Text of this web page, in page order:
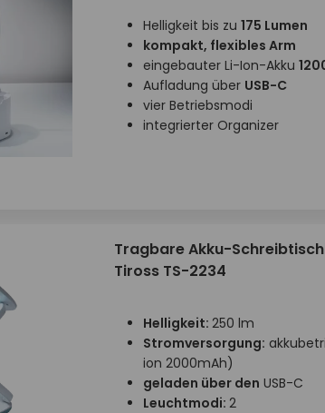
Helligkeit bis zu 175 Lumen
kompakt, flexibles Arm
eingebauter Li-Ion-Akku
Aufladung über USB-C
vier Betriebsmodi
integrierter Organizer
Tragbare Akku-
Tiross TS-2234
Helligkeit: 250 lm
Stromversorgung:
ion 2000mAh)
geladen über den USB-C
Leuchtmodi: 2